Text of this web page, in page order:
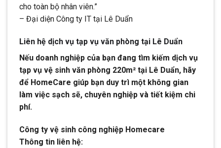
cho toàn bộ nhân viên.”
– Đại diện Công ty IT tại Lê Duẩn
Liên hệ dịch vụ tạp vụ văn phòng tại Lê Duẩn
Nếu doanh nghiệp của bạn đang tìm kiếm dịch vụ
tạp vụ vệ sinh văn phòng 220m² tại Lê Duẩn, hãy
để HomeCare giúp bạn duy trì một không gian
làm việc sạch sẽ, chuyên nghiệp và tiết kiệm chi
phí.
Công ty vệ sinh công nghiệp Homecare
Thông tin liên hệ: